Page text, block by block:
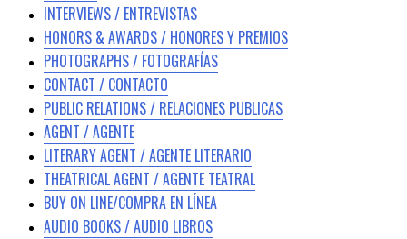
INTERVIEWS / ENTREVISTAS
HONORS & AWARDS / HONORES Y PREMIOS
PHOTOGRAPHS / FOTOGRAFÍAS
CONTACT / CONTACTO
PUBLIC RELATIONS / RELACIONES PUBLICAS
AGENT / AGENTE
LITERARY AGENT / AGENTE LITERARIO
THEATRICAL AGENT / AGENTE TEATRAL
BUY ON LINE/COMPRA EN LÍNEA
AUDIO BOOKS / AUDIO LIBROS